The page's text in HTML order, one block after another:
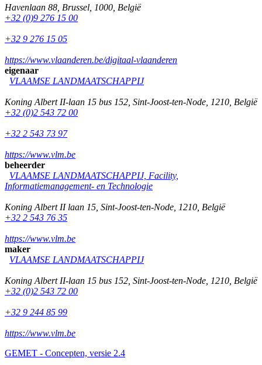
Havenlaan 88 Brussel 1000 België
+32 (0)9 276 15 00
+32 9 276 15 05
https://www.vlaanderen.be/digitaal-vlaanderen
eigenaar
VLAAMSE LANDMAATSCHAPPIJ
Koning Albert II-laan 15 bus 152 Sint-Joost-ten-Node 1210 België
+32 (0)2 543 72 00
+32 2 543 73 97
https://www.vlm.be
beheerder
VLAAMSE LANDMAATSCHAPPIJ, Facility,
Informatiemanagement- en Technologie
Koning Albert II laan 15 Sint-Joost-ten-Node 1210 België
+32 2 543 76 35
https://www.vlm.be
maker
VLAAMSE LANDMAATSCHAPPIJ
Koning Albert II-laan 15 bus 152 Sint-Joost-ten-Node 1210 België
+32 (0)2 543 72 00
+32 9 244 85 99
https://www.vlm.be
GEMET - Concepten, versie 2.4